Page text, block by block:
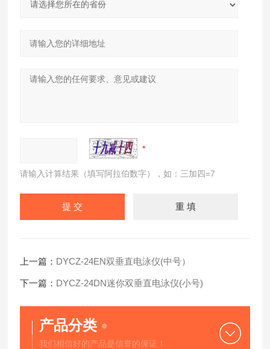
请输入计算结果（填写阿拉伯数字），如：三加四=7
上一篇： DYCZ-24EN双垂直电泳仪(中号）
下一篇： DYCZ-24DN迷你双垂直电泳仪(小号)
产品分类
我们相信好的产品是信誉的保证！